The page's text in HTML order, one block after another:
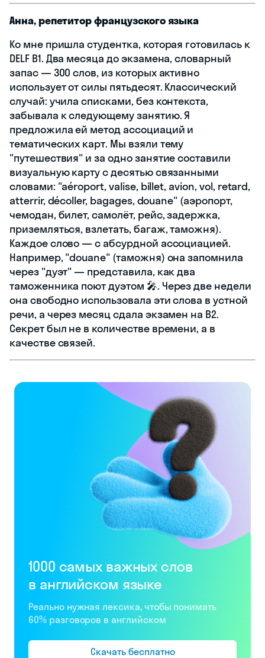
Анна, репетитор французского языка
Ко мне пришла студентка, которая готовилась к
DELF B1. Два месяца до экзамена, словарный
запас — 300 слов, из которых активно
использует от силы пятьдесят. Классический
случай: учила списками, без контекста,
забывала к следующему занятию. Я
предложила ей метод ассоциаций и
тематических карт. Мы взяли тему
"путешествия" и за одно занятие составили
визуальную карту с десятью связанными
словами: "aéroport, valise, billet, avion, vol, retard,
atterrir, décoller, bagages, douane" (аэропорт,
чемодан, билет, самолёт, рейс, задержка,
приземляться, взлетать, багаж, таможня).
Каждое слово — с абсурдной ассоциацией.
Например, "douane" (таможня) она запомнила
через "дуэт" — представила, как два
таможенника поют дуэтом 🎤. Через две недели
она свободно использовала эти слова в устной
речи, а через месяц сдала экзамен на B2.
Секрет был не в количестве времени, а в
качестве связей.
1000 самых важных слов
в английском языке
Реально нужная лексика, чтобы понимать
60% разговоров в английском
Скачать бесплатно